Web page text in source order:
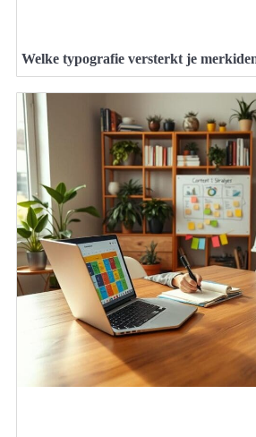
Welke typografie versterkt je